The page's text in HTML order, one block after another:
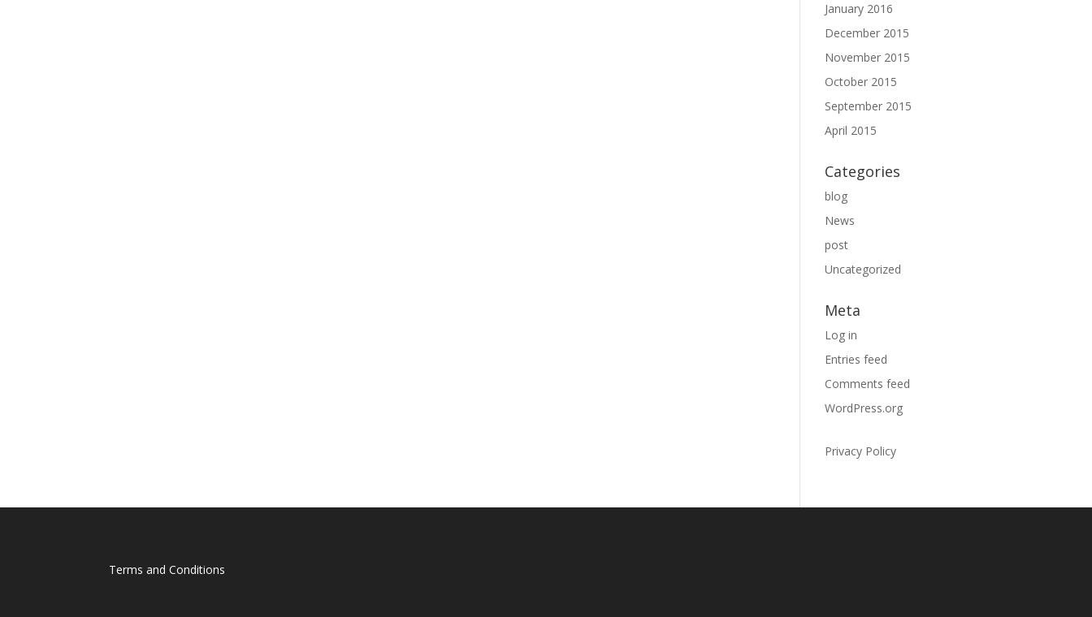
January 2016
December 2015
November 2015
October 2015
September 2015
April 2015
Categories
blog
News
post
Uncategorized
Meta
Log in
Entries feed
Comments feed
WordPress.org
Privacy Policy
Terms and Conditions